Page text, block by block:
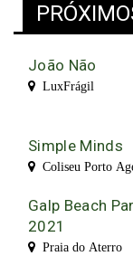
João Não
LuxFrágil
Simple Minds
Coliseu Porto
Galp Beach
2021
Praia do Aterro